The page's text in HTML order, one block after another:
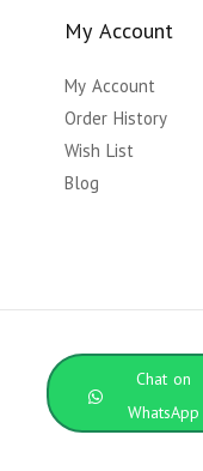
My Account
My Account
Order History
Wish List
Blog
Chat on
WhatsApp